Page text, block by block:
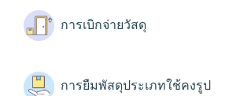
การเบิกจ่ายวัสดุ
การยืมพัสดุประเภทใช้คงรูป